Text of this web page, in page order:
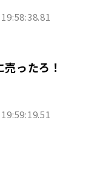
ったろ！